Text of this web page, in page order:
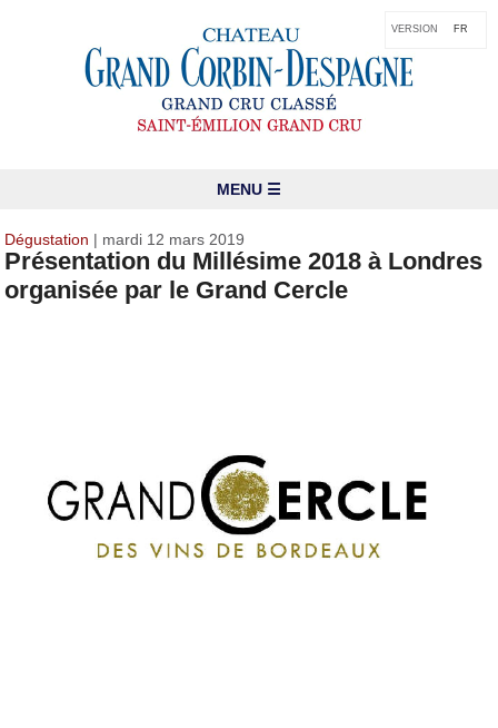
VERSION FR
MENU ☰
Dégustation | mardi 12 mars 2019
Présentation du Millésime 2018 à Londres
organisée par le Grand Cercle